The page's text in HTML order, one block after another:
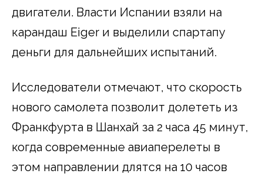
двигатели. Власти Испании взяли на
карандаш Eiger и выделили спартапу
деньги для дальнейших испытаний.
Исследователи отмечают, что скорость
нового самолета позволит долететь из
Франкфурта в Шанхай за 2 часа 45 минут,
когда современные авиаперелеты в
этом направлении длятся на 10 часов